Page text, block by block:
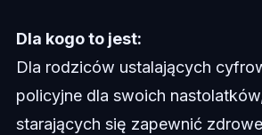
Dla kogo to jest:
Dla rodziców ustalających
policyjne dla swoich
starających się zapewnić